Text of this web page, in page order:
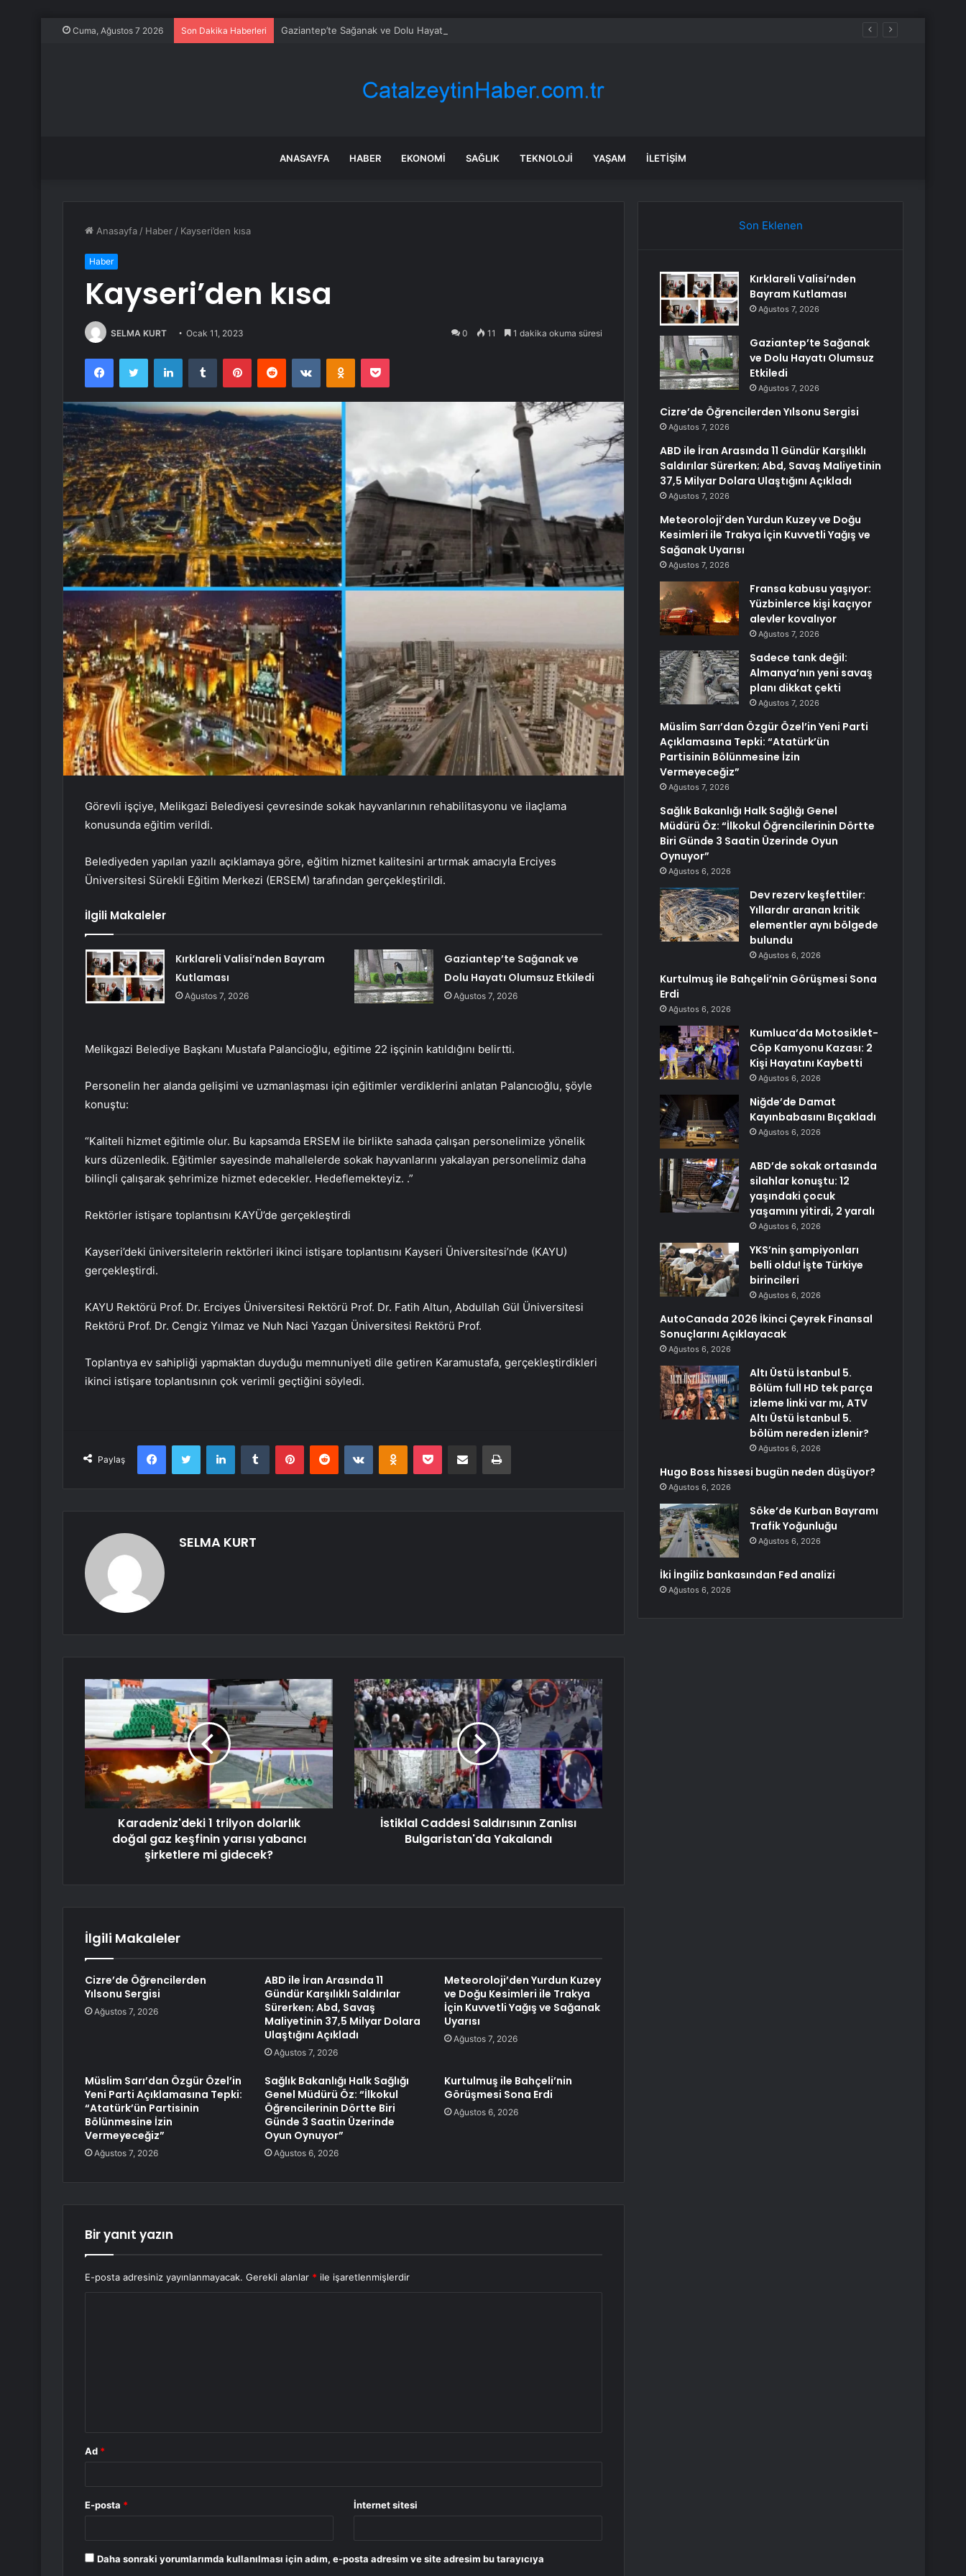
Cuma, Ağustos 7 2026 Son Dakika Haberleri Gaziantep’te Sağanak ve Dolu Hayatı Olumsuz Etkiledi
ANASAYFA HABER EKONOMI SAĞLIK TEKNOLOJI YAŞAM İLETIŞIM
Anasayfa / Haber / Kayseri’den kısa
Haber
Kayseri’den kısa
SELMA KURT Ocak 11, 2023 0 11 1 dakika okuma süresi
FacebookTwitter LinkedInTumblr PinterestReddit VKontakteOdnoklassniki
Pocket
Görevli işçiye, Melikgazi Belediyesi çevresinde sokak hayvanlarının rehabilitasyonu ve ilaçlama
konusunda eğitim verildi.
Belediyeden yapılan yazılı açıklamaya göre, eğitim hizmet kalitesini artırmak amacıyla Erciyes
Üniversitesi Sürekli Eğitim Merkezi (ERSEM) tarafından gerçekleştirildi.
İlgili Makaleler
Kırklareli Valisi’nden Bayram
Kutlaması
Ağustos 7, 2026
Gaziantep’te Sağanak ve
Dolu Hayatı Olumsuz Etkiledi
Ağustos 7, 2026
Melikgazi Belediye Başkanı Mustafa Palancioğlu, eğitime 22 işçinin katıldığını belirtti.
Personelin her alanda gelişimi ve uzmanlaşması için eğitimler verdiklerini anlatan Palancıoğlu, şöyle
konuştu:
“Kaliteli hizmet eğitimle olur. Bu kapsamda ERSEM ile birlikte sahada çalışan personelimize yönelik
kurs düzenledik. Eğitimler sayesinde mahallelerde sokak hayvanlarını yakalayan personelimiz daha
bilinçli çalışarak şehrimize hizmet edecekler. Hedeflemekteyiz. .”
Rektörler istişare toplantısını KAYÜ’de gerçekleştirdi
Kayseri’deki üniversitelerin rektörleri ikinci istişare toplantısını Kayseri Üniversitesi’nde (KAYU)
gerçekleştirdi.
KAYU Rektörü Prof. Dr. Erciyes Üniversitesi Rektörü Prof. Dr. Fatih Altun, Abdullah Gül Üniversitesi
Rektörü Prof. Dr. Cengiz Yılmaz ve Nuh Naci Yazgan Üniversitesi Rektörü Prof.
Toplantıya ev sahipliği yapmaktan duyduğu memnuniyeti dile getiren Karamustafa, gerçekleştirdikleri
ikinci istişare toplantısının çok verimli geçtiğini söyledi.
Paylaş
FacebookTwitter LinkedInTumblr PinterestReddit VKontakteOdnoklassniki
Pocket E-Posta ile paylaş Yazdır
SELMA KURT
Karadeniz'deki 1 trilyon dolarlık
doğal gaz keşfinin yarısı yabancı
şirketlere mi gidecek?
İstiklal Caddesi Saldırısının Zanlısı
Bulgaristan'da Yakalandı
İlgili Makaleler
Cizre’de Öğrencilerden
Yılsonu Sergisi
Ağustos 7, 2026
ABD ile İran Arasında 11
Gündür Karşılıklı Saldırılar
Sürerken; Abd, Savaş
Maliyetinin 37,5 Milyar Dolara
Ulaştığını Açıkladı
Ağustos 7, 2026
Meteoroloji’den Yurdun Kuzey
ve Doğu Kesimleri ile Trakya
İçin Kuvvetli Yağış ve Sağanak
Uyarısı
Ağustos 7, 2026
Müslim Sarı’dan Özgür Özel’in
Yeni Parti Açıklamasına Tepki:
“Atatürk’ün Partisinin
Bölünmesine İzin
Vermeyeceğiz”
Ağustos 7, 2026
Sağlık Bakanlığı Halk Sağlığı
Genel Müdürü Öz: “İlkokul
Öğrencilerinin Dörtte Biri
Günde 3 Saatin Üzerinde
Oyun Oynuyor”
Ağustos 6, 2026
Kurtulmuş ile Bahçeli’nin
Görüşmesi Sona Erdi
Ağustos 6, 2026
Bir yanıt yazın
E-posta adresiniz yayınlanmayacak. Gerekli alanlar * ile işaretlenmişlerdir
Ad *
E-posta * İnternet sitesi
Daha sonraki yorumlarımda kullanılması için adım, e-posta adresim ve site adresim bu tarayıcıya
Son Eklenen
Kırklareli Valisi’nden
Bayram Kutlaması
Ağustos 7, 2026
Gaziantep’te Sağanak
ve Dolu Hayatı Olumsuz
Etkiledi
Ağustos 7, 2026
Cizre’de Öğrencilerden Yılsonu Sergisi
Ağustos 7, 2026
ABD ile İran Arasında 11 Gündür Karşılıklı
Saldırılar Sürerken; Abd, Savaş Maliyetinin
37,5 Milyar Dolara Ulaştığını Açıkladı
Ağustos 7, 2026
Meteoroloji’den Yurdun Kuzey ve Doğu
Kesimleri ile Trakya İçin Kuvvetli Yağış ve
Sağanak Uyarısı
Ağustos 7, 2026
Fransa kabusu yaşıyor:
Yüzbinlerce kişi kaçıyor
alevler kovalıyor
Ağustos 7, 2026
Sadece tank değil:
Almanya’nın yeni savaş
planı dikkat çekti
Ağustos 7, 2026
Müslim Sarı’dan Özgür Özel’in Yeni Parti
Açıklamasına Tepki: “Atatürk’ün
Partisinin Bölünmesine İzin
Vermeyeceğiz”
Ağustos 7, 2026
Sağlık Bakanlığı Halk Sağlığı Genel
Müdürü Öz: “İlkokul Öğrencilerinin Dörtte
Biri Günde 3 Saatin Üzerinde Oyun
Oynuyor”
Ağustos 6, 2026
Dev rezerv keşfettiler:
Yıllardır aranan kritik
elementler aynı bölgede
bulundu
Ağustos 6, 2026
Kurtulmuş ile Bahçeli’nin Görüşmesi Sona
Erdi
Ağustos 6, 2026
Kumluca’da Motosiklet-
Cöp Kamyonu Kazası: 2
Kişi Hayatını Kaybetti
Ağustos 6, 2026
Niğde’de Damat
Kayınbabasını Bıçakladı
Ağustos 6, 2026
ABD’de sokak ortasında
silahlar konuştu: 12
yaşındaki çocuk
yaşamını yitirdi, 2 yaralı
Ağustos 6, 2026
YKS’nin şampiyonları
belli oldu! İşte Türkiye
birincileri
Ağustos 6, 2026
AutoCanada 2026 İkinci Çeyrek Finansal
Sonuçlarını Açıklayacak
Ağustos 6, 2026
Altı Üstü İstanbul 5.
Bölüm full HD tek parça
izleme linki var mı, ATV
Altı Üstü İstanbul 5.
bölüm nereden izlenir?
Ağustos 6, 2026
Hugo Boss hissesi bugün neden düşüyor?
Ağustos 6, 2026
Söke’de Kurban Bayramı
Trafik Yoğunluğu
Ağustos 6, 2026
İki İngiliz bankasından Fed analizi
Ağustos 6, 2026